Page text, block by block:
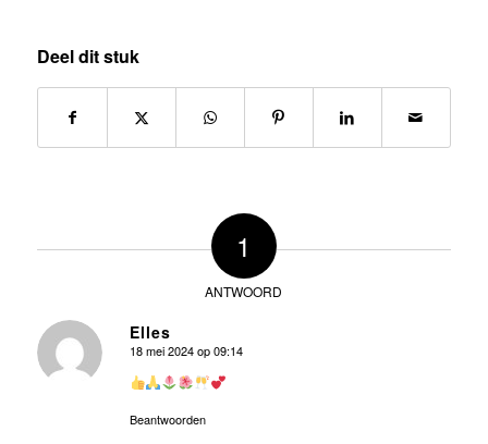
Deel dit stuk
1
ANTWOORD
Elles
zegt:
18 mei 2024 op 09:14
Beantwoorden